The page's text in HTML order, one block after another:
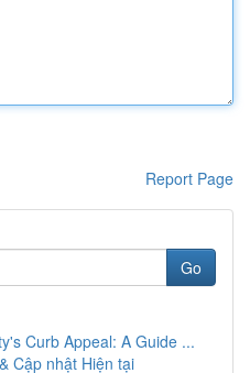
Report Page
Go
Curb Appeal: A Guide ...
Cập nhật Hiện tại